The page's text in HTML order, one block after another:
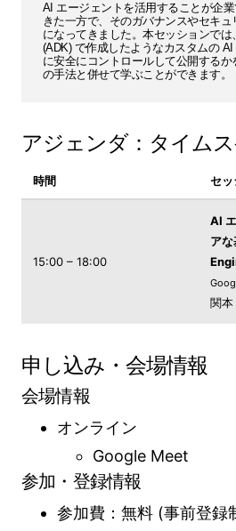
AI エージェントを活用することが企
きた一方で、そのガバナンスやセキュ
になってきました。本セッションでは
(ADK) で作成したようなカスタムの
に安全にコントロールして公開するか
の手法と併せて学ぶことができます。
アジェンダ：タイム
時間 セッ
15:00 – 18:00
AI
ア
関本
申し込み・会場情報
会場情報
オンライン
Google Meet
参加・登録情報
参加費：無料 (事前登録